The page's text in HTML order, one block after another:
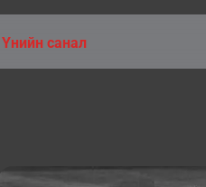
Үнийн санал